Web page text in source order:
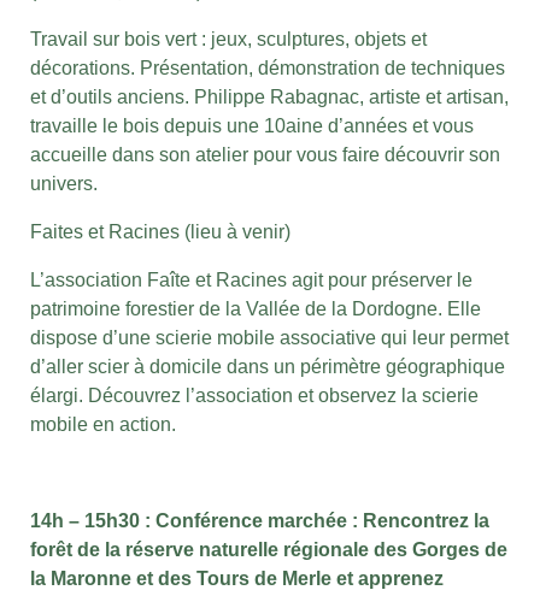
Travail sur bois vert : jeux, sculptures, objets et
décorations. Présentation, démonstration de techniques
et d’outils anciens. Philippe Rabagnac, artiste et artisan,
travaille le bois depuis une 10aine d’années et vous
accueille dans son atelier pour vous faire découvrir son
univers.
Faites et Racines (lieu à venir)
L’association Faîte et Racines agit pour préserver le
patrimoine forestier de la Vallée de la Dordogne. Elle
dispose d’une scierie mobile associative qui leur permet
d’aller scier à domicile dans un périmètre géographique
élargi. Découvrez l’association et observez la scierie
mobile en action.
14h – 15h30 : Conférence marchée : Rencontrez la
forêt de la réserve naturelle régionale des Gorges de
la Maronne et des Tours de Merle et apprenez